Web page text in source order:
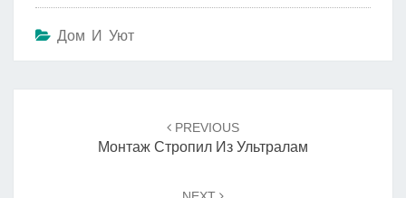
Дом И Уют
PREVIOUS
Монтаж Стропил Из Ультралам